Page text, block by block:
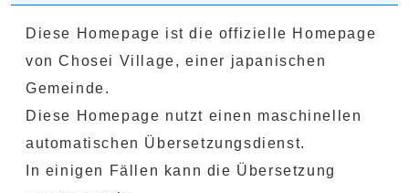
Diese Homepage ist die offizielle Homepage
von Chosei Village, einer japanischen
Gemeinde.
Diese Homepage nutzt einen maschinellen
automatischen Übersetzungsdienst.
In einigen Fällen kann die Übersetzung